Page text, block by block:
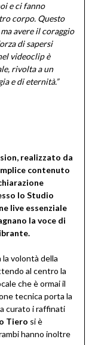
e ci fanno
corpo. Questo
avere il coraggio
di sapersi
videoclip è
rivolta a un
e di eternità.”
realizzato da
contenuto
lo Studio
live essenziale
la voce di
volontà della
al centro la
che è ormai il
tecnica porta la
curato i raffinati
Tiero si è
hanno inoltre